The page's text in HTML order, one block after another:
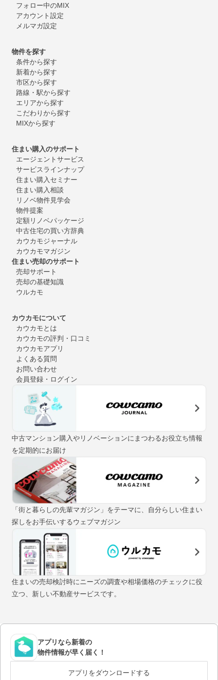
フォロー中のMIX
アカウント設定
メルマガ設定
物件を探す
条件から探す
新着から探す
市区から探す
路線・駅から探す
エリアから探す
こだわりから探す
MIXから探す
住まい購入のサポート
エージェントサービス
サービスラインナップ
住まい購入セミナー
住まい購入相談
リノベ物件見学会
物件提案
定額リノベパッケージ
中古住宅の買い方辞典
カウカモジャーナル
カウカモマガジン
住まい売却のサポート
売却サポート
売却の基礎知識
ウルカモ
カウカモについて
カウカモとは
カウカモの評判・口コミ
カウカモアプリ
よくある質問
お問い合わせ
会員登録・ログイン
中古マンション購入やリノベーションにまつわるお役立ち情報
を定期的にお届け
「街と暮らしの先輩マガジン」をテーマに、自分らしい住まい
探しをお手伝いするウェブマガジン
住まいの売却検討時にニーズの調査や相場価格のチェックに役
立つ、新しい不動産サービスです。
アプリなら新着の
物件情報が早く届く！
アプリをダウンロードする